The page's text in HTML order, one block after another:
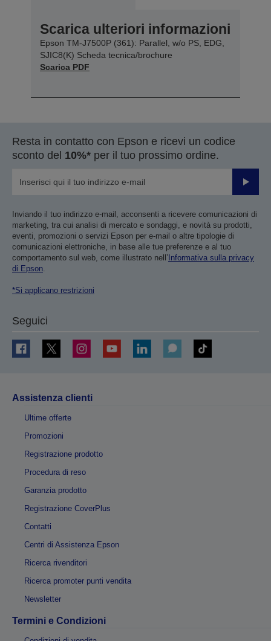
Scarica ulteriori informazioni
Epson TM-J7500P (361): Parallel, w/o PS, EDG,
SJIC8(K) Scheda tecnica/brochure
Scarica PDF
Resta in contatto con Epson e ricevi un codice
sconto del 10%* per il tuo prossimo ordine.
Invia
Inviando il tuo indirizzo e-mail, acconsenti a ricevere comunicazioni di
marketing, tra cui analisi di mercato e sondaggi, e novità su prodotti,
eventi, promozioni o servizi Epson per e-mail o altre tipologie di
comunicazioni elettroniche, in base alle tue preferenze e al tuo
comportamento sul web, come illustrato nell’ Informativa sulla privacy
di Epson
*Si applicano restrizioni
Seguici
Assistenza clienti
Ultime offerte
Promozioni
Registrazione prodotto
Procedura di reso
Garanzia prodotto
Registrazione CoverPlus
Contatti
Centri di Assistenza Epson
Ricerca rivenditori
Ricerca promoter punti vendita
Newsletter
Termini e Condizioni